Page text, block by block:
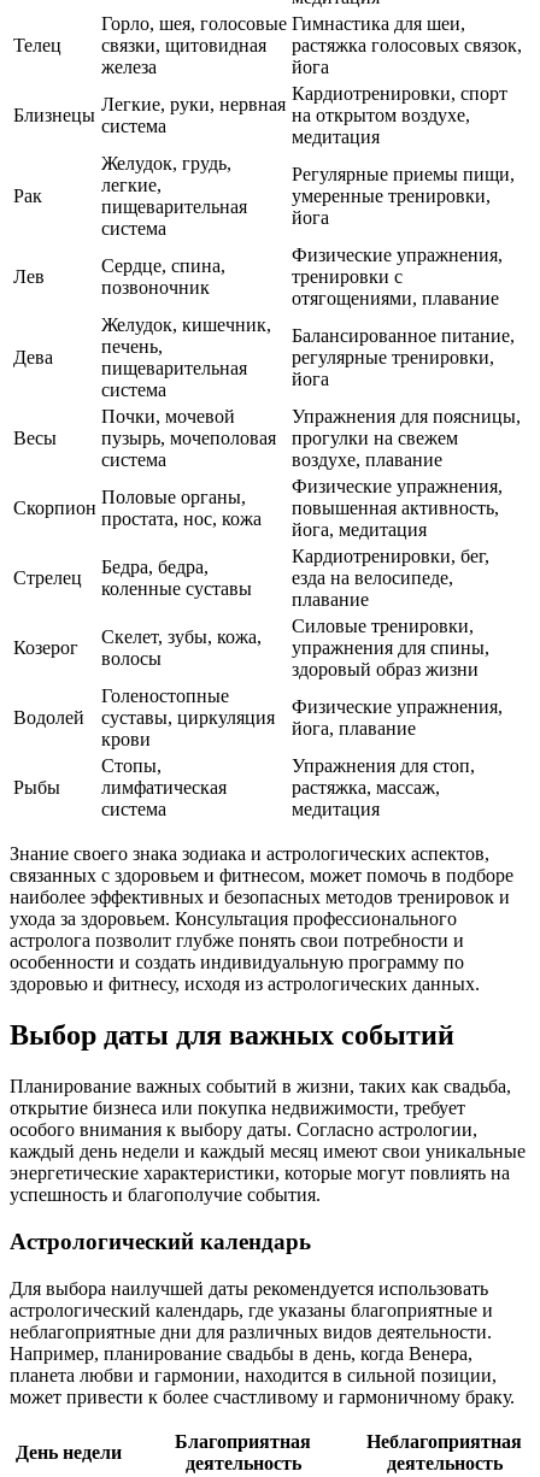
Телец
Горло, шея, голосовые
связки, щитовидная
железа
Гимнастика для шеи,
растяжка голосовых связок,
йога
Близнецы
Легкие, руки, нервная
система
Кардиотренировки, спорт
на открытом воздухе,
медитация
Рак
Желудок, грудь,
легкие,
пищеварительная
система
Регулярные приемы пищи,
умеренные тренировки,
йога
Лев
Сердце, спина,
позвоночник
Физические упражнения,
тренировки с
отягощениями, плавание
Дева
Желудок, кишечник,
печень,
пищеварительная
система
Балансированное питание,
регулярные тренировки,
йога
Весы
Почки, мочевой
пузырь, мочеполовая
система
Упражнения для поясницы,
прогулки на свежем
воздухе, плавание
Скорпион
Половые органы,
простата, нос, кожа
Физические упражнения,
повышенная активность,
йога, медитация
Стрелец
Бедра, бедра,
коленные суставы
Кардиотренировки, бег,
езда на велосипеде,
плавание
Козерог
Скелет, зубы, кожа,
волосы
Силовые тренировки,
упражнения для спины,
здоровый образ жизни
Водолей
Голеностопные
суставы, циркуляция
крови
Физические упражнения,
йога, плавание
Рыбы
Стопы,
лимфатическая
система
Упражнения для стоп,
растяжка, массаж,
медитация
Знание своего знака зодиака и астрологических аспектов,
связанных с здоровьем и фитнесом, может помочь в подборе
наиболее эффективных и безопасных методов тренировок и
ухода за здоровьем. Консультация профессионального
астролога позволит глубже понять свои потребности и
особенности и создать индивидуальную программу по
здоровью и фитнесу, исходя из астрологических данных.
Выбор даты для важных событий
Планирование важных событий в жизни, таких как свадьба,
открытие бизнеса или покупка недвижимости, требует
особого внимания к выбору даты. Согласно астрологии,
каждый день недели и каждый месяц имеют свои уникальные
энергетические характеристики, которые могут повлиять на
успешность и благополучие события.
Астрологический календарь
Для выбора наилучшей даты рекомендуется использовать
астрологический календарь, где указаны благоприятные и
неблагоприятные дни для различных видов деятельности.
Например, планирование свадьбы в день, когда Венера,
планета любви и гармонии, находится в сильной позиции,
может привести к более счастливому и гармоничному браку.
День недели
Благоприятная
деятельность
Неблагоприятная
деятельность